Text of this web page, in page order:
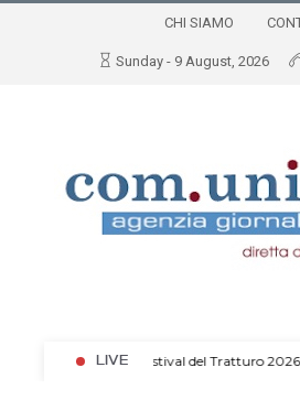
CHI SIAMO
Sunday - 9 August, 2026